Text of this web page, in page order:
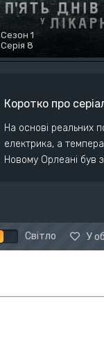
Сезон 1
Серія 8
Коротко про
На основі реальних
електрика, а
Новому Орлеані був
Світло У